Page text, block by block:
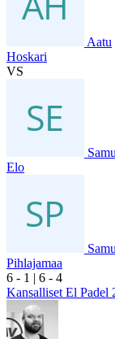
Aatu
Hoskari
VS
Elo
Pihlajamaa
6 - 1 | 6 - 4
Kansalliset El